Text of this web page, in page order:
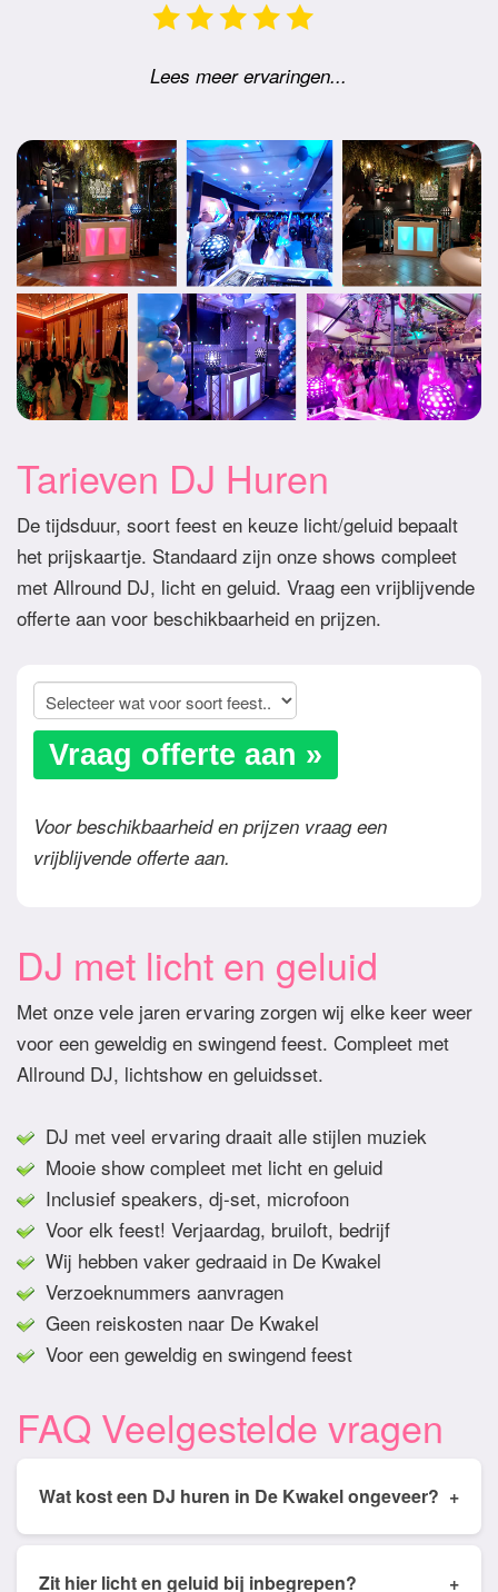
Lees meer ervaringen...
Tarieven DJ Huren
De tijdsduur, soort feest en keuze licht/geluid bepaalt
het prijskaartje. Standaard zijn onze shows compleet
met Allround DJ, licht en geluid. Vraag een vrijblijvende
offerte aan voor beschikbaarheid en prijzen.
Vraag offerte aan »
Voor beschikbaarheid en prijzen vraag een
vrijblijvende offerte aan.
DJ met licht en geluid
Met onze vele jaren ervaring zorgen wij elke keer weer
voor een geweldig en swingend feest. Compleet met
Allround DJ, lichtshow en geluidsset.
DJ met veel ervaring draait alle stijlen muziek
Mooie show compleet met licht en geluid
Inclusief speakers, dj-set, microfoon
Voor elk feest! Verjaardag, bruiloft, bedrijf
Wij hebben vaker gedraaid in De Kwakel
Verzoeknummers aanvragen
Geen reiskosten naar De Kwakel
Voor een geweldig en swingend feest
FAQ Veelgestelde vragen
Wat kost een DJ huren in De Kwakel ongeveer? +
gemiddeld tussen de € 350,- en € 950,- Prijs is
Zit hier licht en geluid bij inbegrepen? +